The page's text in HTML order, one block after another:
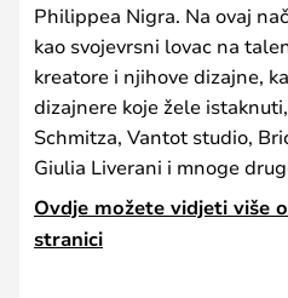
Philippea Nigra. Na ovaj
kao svojevrsni lovac na
kreatore i njihove dizajne,
dizajnere koje žele
Schmitza, Vantot studio,
Giulia Liverani i mnoge
Ovdje možete vidjeti više
stranici